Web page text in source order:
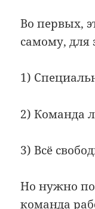
Во первых,
самому, для
1)
2) Команда
3) Всё
Но нужно
команда